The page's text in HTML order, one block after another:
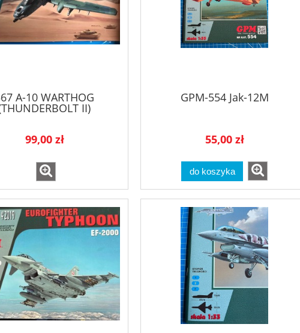
A-10 WARTHOG
II)
99,00 zł
GPM-554 Jak-12M
55,00 zł
do koszyka